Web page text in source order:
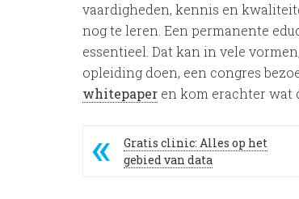
vaardigheden, kennis en
nog te leren. Een permanente
essentieel. Dat kan in vele
opleiding doen, een congres
whitepaper en kom erachter wat
Gratis clinic: Alles op het
gebied van data